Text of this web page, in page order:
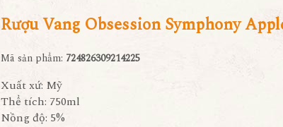
Rượu Vang Obsession Symphony
Mã sản phẩm: 724826309214225
Xuất xứ: Mỹ
Thể tích: 750ml
Nồng độ: 5%